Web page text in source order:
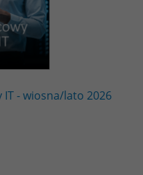
IT - wiosna/lato 2026